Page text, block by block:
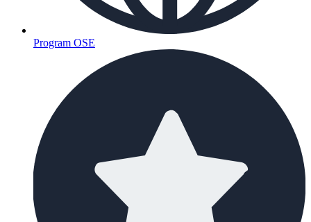
Program OSE